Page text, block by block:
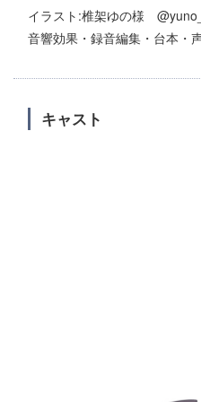
イラスト:椎架ゆの様
音響効果・録音編集・台本・
キャスト